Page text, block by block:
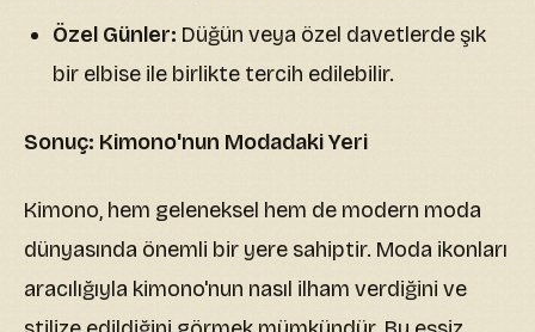
Özel Günler: Düğün veya özel davetlerde şık
bir elbise ile birlikte tercih edilebilir.
Sonuç: Kimono'nun Modadaki Yeri
Kimono, hem geleneksel hem de modern moda
dünyasında önemli bir yere sahiptir. Moda ikonları
aracılığıyla kimono'nun nasıl ilham verdiğini ve